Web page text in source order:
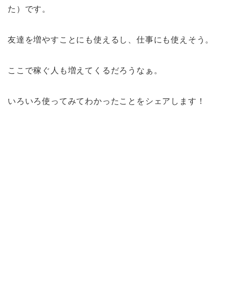
た）です。
友達を増やすことにも使えるし、仕事にも使えそう。
ここで稼ぐ人も増えてくるだろうなぁ。
いろいろ使ってみてわかったことをシェアします！